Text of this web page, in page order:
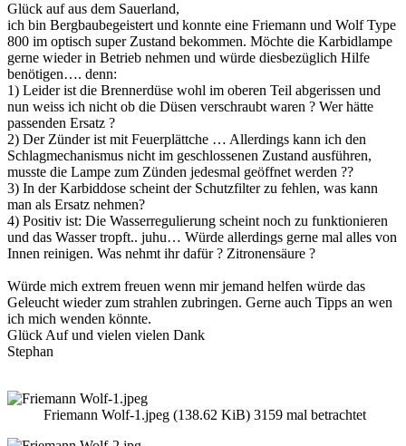
Glück auf aus dem Sauerland,
ich bin Bergbaubegeistert und konnte eine Friemann und Wolf Type
800 im optisch super Zustand bekommen. Möchte die Karbidlampe
gerne wieder in Betrieb nehmen und würde diesbezüglich Hilfe
benötigen…. denn:
1) Leider ist die Brennerdüse wohl im oberen Teil abgerissen und
nun weiss ich nicht ob die Düsen verschraubt waren ? Wer hätte
passenden Ersatz ?
2) Der Zünder ist mit Feuerplättche … Allerdings kann ich den
Schlagmechanismus nicht im geschlossenen Zustand ausführen,
musste die Lampe zum Zünden jedesmal geöffnet werden ??
3) In der Karbiddose scheint der Schutzfilter zu fehlen, was kann
man als Ersatz nehmen?
4) Positiv ist: Die Wasserregulierung scheint noch zu funktionieren
und das Wasser tropft.. juhu… Würde allerdings gerne mal alles von
Innen reinigen. Was nehmt ihr dafür ? Zitronensäure ?
Würde mich extrem freuen wenn mir jemand helfen würde das
Geleucht wieder zum strahlen zubringen. Gerne auch Tipps an wen
ich mich wenden könnte.
Glück Auf und vielen vielen Dank
Stephan
Friemann Wolf-1.jpeg (138.62 KiB) 3159 mal betrachtet